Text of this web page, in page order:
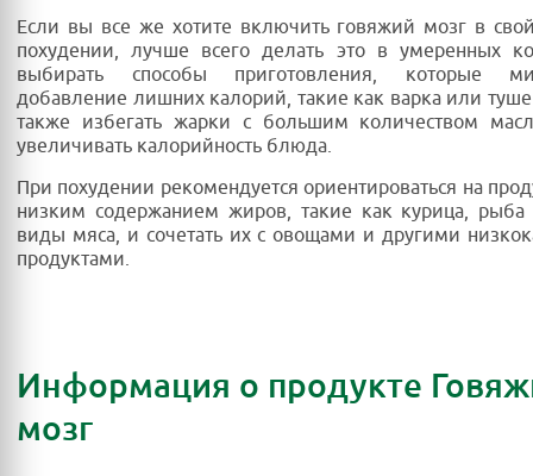
Если вы все же хотите включить говяжий мозг в
похудении, лучше всего делать это в умеренных
выбирать способы приготовления, которые
добавление лишних калорий, такие как варка или
также избегать жарки с большим количеством
увеличивать калорийность блюда.
При похудении рекомендуется ориентироваться на
низким содержанием жиров, такие как курица,
виды мяса, и сочетать их с овощами и другими
продуктами.
Информация о продукте
мозг